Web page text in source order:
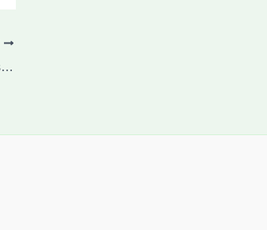
Die Microgaming Online Casinos sehen meiner Ansicht auf unser beste Kombination nicht mehr da Spielauswahl oder Bonusangeboten